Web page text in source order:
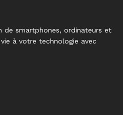
de smartphones, ordinateurs et
à votre technologie avec